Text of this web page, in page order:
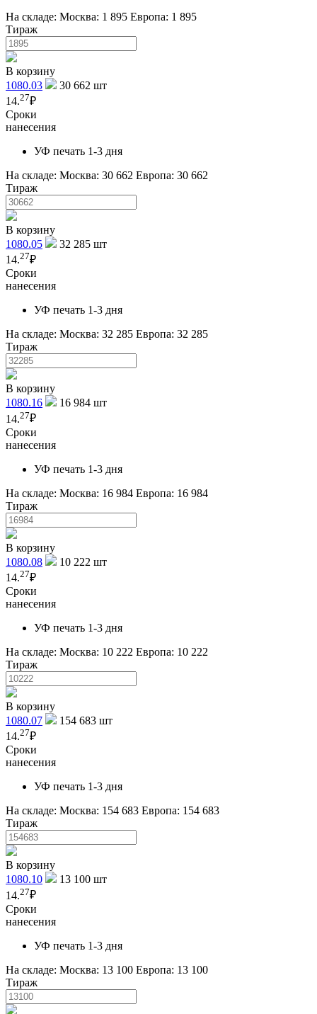
На складе: Москва: 1 895 Европа: 1 895
Тираж
В корзину
1080.03
30 662 шт
14.27₽
Сроки
нанесения
УФ печать 1-3 дня
На складе: Москва: 30 662 Европа: 30 662
Тираж
В корзину
1080.05
32 285 шт
14.27₽
Сроки
нанесения
УФ печать 1-3 дня
На складе: Москва: 32 285 Европа: 32 285
Тираж
В корзину
1080.16
16 984 шт
14.27₽
Сроки
нанесения
УФ печать 1-3 дня
На складе: Москва: 16 984 Европа: 16 984
Тираж
В корзину
1080.08
10 222 шт
14.27₽
Сроки
нанесения
УФ печать 1-3 дня
На складе: Москва: 10 222 Европа: 10 222
Тираж
В корзину
1080.07
154 683 шт
14.27₽
Сроки
нанесения
УФ печать 1-3 дня
На складе: Москва: 154 683 Европа: 154 683
Тираж
В корзину
1080.10
13 100 шт
14.27₽
Сроки
нанесения
УФ печать 1-3 дня
На складе: Москва: 13 100 Европа: 13 100
Тираж